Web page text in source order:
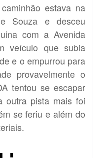
estava na
Souza e desceu
com a Avenida
veículo que subia
e o empurrou para
provavelmente o
tentou se escapar
outra pista mais foi
se feriu e além do